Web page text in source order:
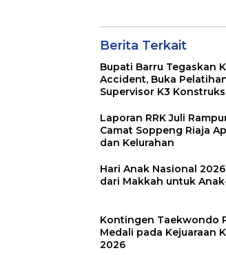
Berita Terkait
Bupati Barru Tegaskan
Accident, Buka
Supervisor K3
Laporan RRK Juli
Camat Soppeng Riaja
dan Kelurahan
Hari Anak Nasional
dari Makkah untuk
Kontingen Taekwondo
Medali pada Kejuaraan
2026